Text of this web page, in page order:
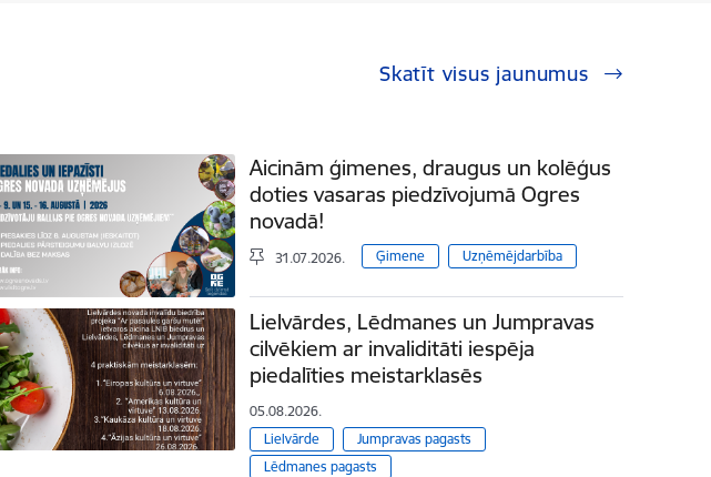
Skatīt visus jaunumus
Aicinām ģimenes, draugus un kolēģus
doties vasaras piedzīvojumā Ogres
novadā!
31.07.2026. Ģimene Uzņēmējdarbība
Lielvārdes, Lēdmanes un Jumpravas
cilvēkiem ar invaliditāti iespēja
piedalīties meistarklasēs
05.08.2026.
Lielvārde
Jumpravas pagasts
Lēdmanes pagasts